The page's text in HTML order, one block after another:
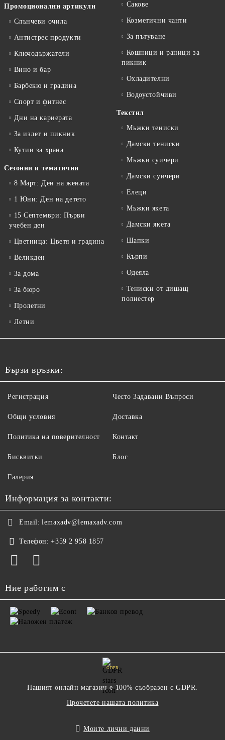
Промоционални артикули
Слънчеви очила
Антистрес продукти
Ключодържатели
Вино и бар
Барбекю и градина
Спорт и фитнес
Дни на кариерата
За излет и пикник
Кутии за храна
Сезонни и тематични
8 Март: Ден на жената
1 Юни: Ден на детето
15 Септември: Първи
учебен ден
Цветница: Цветя и градина
Великден
За дома
За бюро
Пролетни
Летни
Сакове
Козметични чанти
За пътуване
Кошници и раници за
пикник
Охладителни
Водоустойчиви
Текстил
Мъжки тениски
Дамски тениски
Мъжки суичери
Дамски суичери
Елеци
Мъжки якета
Дамски якета
Шапки
Кърпи
Одеяла
Тениски от дишащ
полиестер
Бързи връзки:
Регистрация
Общи условия
Политика на поверителност
Бисквитки
Често Задавани Въпроси
Доставка
Контакт
Блог
Галерия
Информация за контакти:
Email: lemaxadv@lemaxadv.com
Телефон: +359 2 958 1857
Ние работим с
GDPR
Нашият онлайн магазин е 100% съобразен с GDPR.
Прочетете нашата политика
Моите лични данни